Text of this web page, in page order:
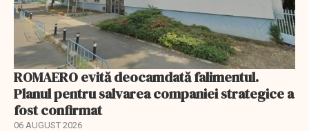
ROMAERO evită deocamdată falimentul.
Planul pentru salvarea companiei strategice a
fost confirmat
06 AUGUST 2026